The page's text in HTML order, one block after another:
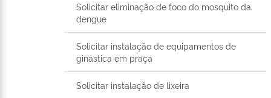
Solicitar eliminação de foco do mosquito da
dengue
Solicitar instalação de equipamentos de
ginástica em praça
Solicitar instalação de lixeira